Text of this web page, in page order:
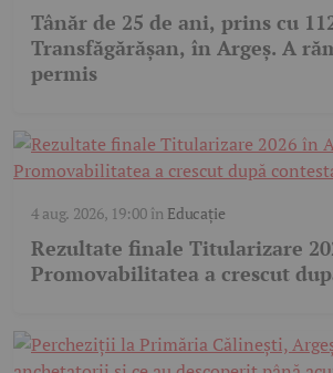
Tânăr de 25 de ani, prins cu
Transfăgărășan, în Argeș. A
permis
4 aug. 2026, 19:00în Educație
Rezultate finale Titularizare
Promovabilitatea a crescut